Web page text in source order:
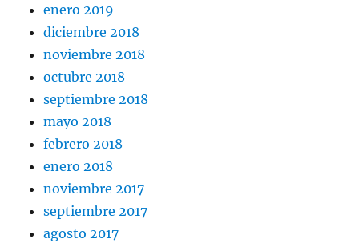
enero 2019
diciembre 2018
noviembre 2018
octubre 2018
septiembre 2018
mayo 2018
febrero 2018
enero 2018
noviembre 2017
septiembre 2017
agosto 2017